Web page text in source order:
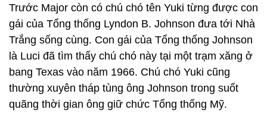
Trước Major còn có chú chó tên Yuki từng được con
gái của Tổng thống Lyndon B. Johnson đưa tới Nhà
Trắng sống cùng. Con gái của Tổng thống Johnson
là Luci đã tìm thấy chú chó này tại một trạm xăng ở
bang Texas vào năm 1966. Chú chó Yuki cũng
thường xuyên tháp tùng ông Johnson trong suốt
quãng thời gian ông giữ chức Tổng thống Mỹ.